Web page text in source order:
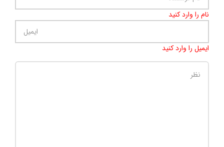
نام را وارد کنید
ایمیل را وارد کنید